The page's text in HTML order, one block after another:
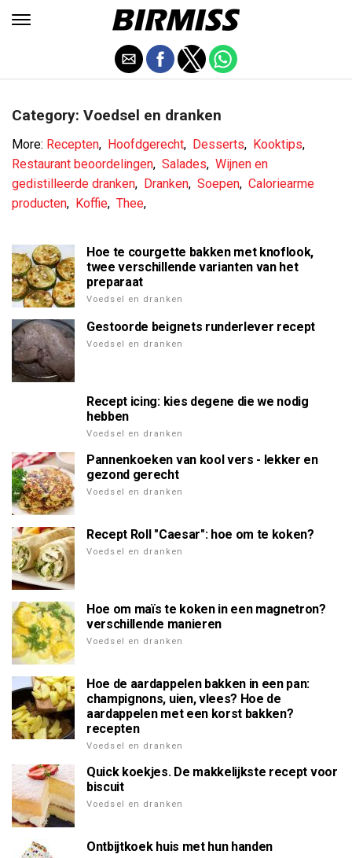
Category: Voedsel en dranken
More: Recepten, Hoofdgerecht, Desserts, Kooktips,
Restaurant beoordelingen, Salades, Wijnen en
gedistilleerde dranken, Dranken, Soepen, Caloriearme
producten, Koffie, Thee,
Hoe te courgette bakken met knoflook,
twee verschillende varianten van het
preparaat
Voedsel en dranken
Gestoorde beignets runderlever recept
Voedsel en dranken
Recept icing: kies degene die we nodig
hebben
Voedsel en dranken
Pannenkoeken van kool vers - lekker en
gezond gerecht
Voedsel en dranken
Recept Roll "Caesar": hoe om te koken?
Voedsel en dranken
Hoe om maïs te koken in een magnetron?
verschillende manieren
Voedsel en dranken
Hoe de aardappelen bakken in een pan:
champignons, uien, vlees? Hoe de
aardappelen met een korst bakken?
recepten
Voedsel en dranken
Quick koekjes. De makkelijkste recept voor
biscuit
Voedsel en dranken
Ontbijtkoek huis met hun handen